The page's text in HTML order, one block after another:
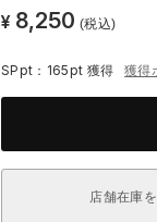
¥ 8,250 (税込)
SPpt：165pt 獲得 獲得
店舗在庫